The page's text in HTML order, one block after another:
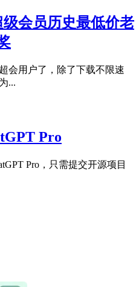
会员历史最低价老
会用户了，除了下载不限速
...
Pro
Pro，只需提交开源项目